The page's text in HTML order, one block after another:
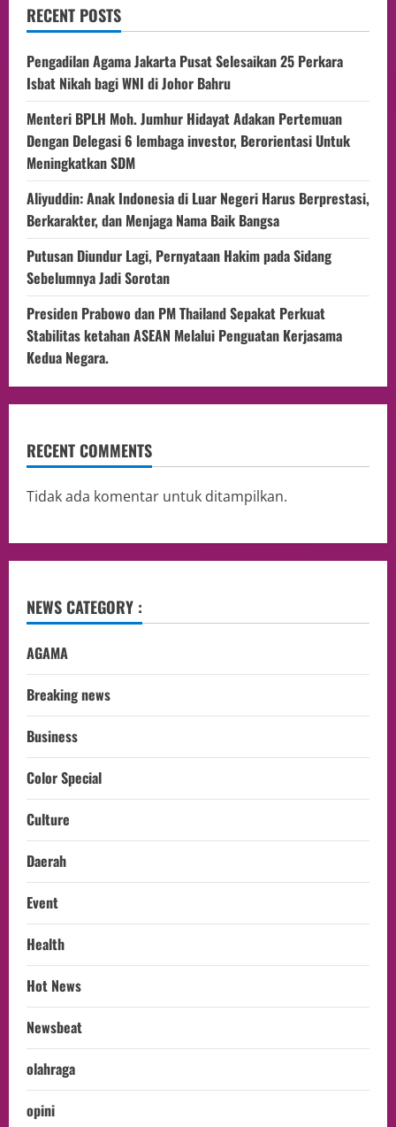
RECENT POSTS
Pengadilan Agama Jakarta Pusat Selesaikan 25 Perkara
Isbat Nikah bagi WNI di Johor Bahru
Menteri BPLH Moh. Jumhur Hidayat Adakan Pertemuan
Dengan Delegasi 6 lembaga investor, Berorientasi Untuk
Meningkatkan SDM
Aliyuddin: Anak Indonesia di Luar Negeri Harus Berprestasi,
Berkarakter, dan Menjaga Nama Baik Bangsa
Putusan Diundur Lagi, Pernyataan Hakim pada Sidang
Sebelumnya Jadi Sorotan
Presiden Prabowo dan PM Thailand Sepakat Perkuat
Stabilitas ketahan ASEAN Melalui Penguatan Kerjasama
Kedua Negara.
RECENT COMMENTS
Tidak ada komentar untuk ditampilkan.
NEWS CATEGORY :
AGAMA
Breaking news
Business
Color Special
Culture
Daerah
Event
Health
Hot News
Newsbeat
olahraga
opini